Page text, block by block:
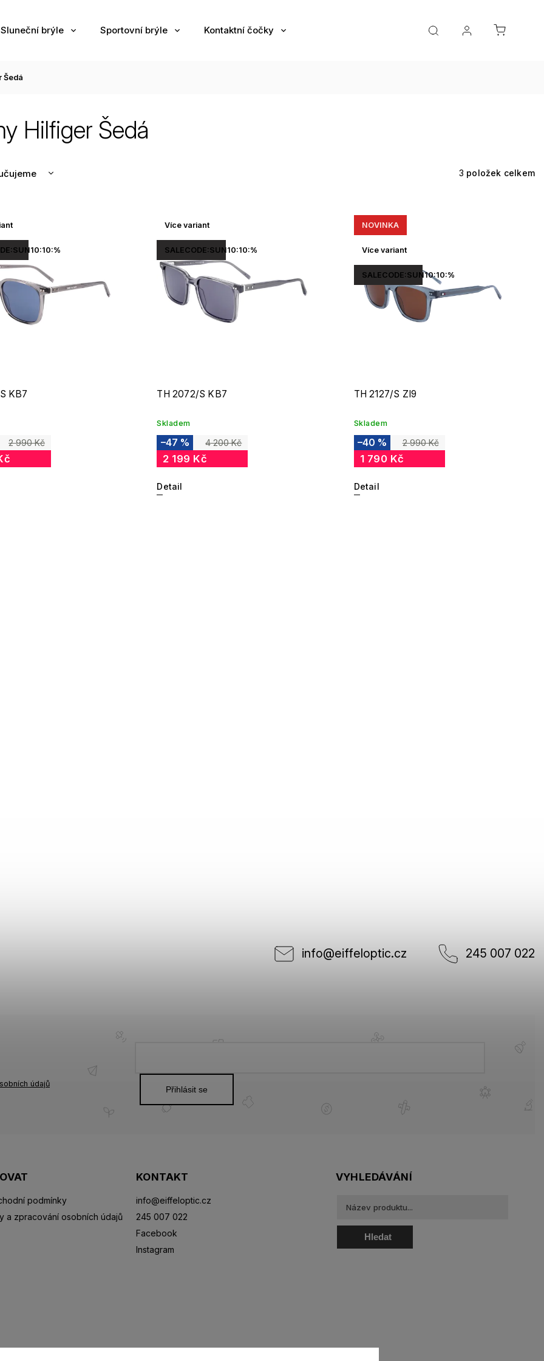
Sluneční brýle Sportovní brýle Kontaktní čočky Doplňky
Šedá
Hilfiger Šedá
3 položek celkem
KB7
2 990 Kč
Více variant
SALECODE:SUN10:10:%
TH 2072/S KB7
Skladem
4 200 Kč
–47 %
2 199 Kč
Detail
NOVINKA
Více variant
SALECODE:SUN10:10:%
TH 2127/S ZI9
Skladem
2 990 Kč
–40 %
1 790 Kč
Detail
info@eiffeloptic.cz 245 007 022
podmínky
a zpracování osobních údajů
KONTAKT
info@eiffeloptic.cz
245 007 022
Facebook
Instagram
údajů
Přihlásit se
VYHLEDÁVÁNÍ
Hledat